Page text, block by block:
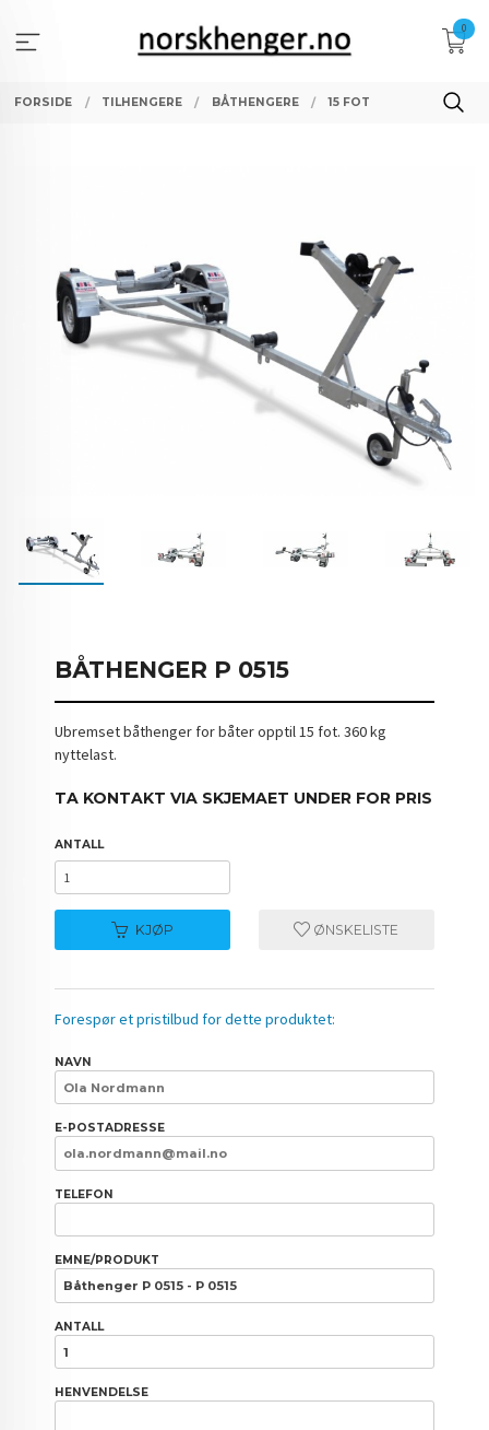
innholdet
0
FORSIDE TILHENGERE BÅTHENGERE 15 FOT
BÅTHENGER P 0515
Ubremset båthenger for båter opptil 15 fot. 360 kg
nyttelast.
TA KONTAKT VIA SKJEMAET UNDER FOR PRIS
ANTALL
KJØP ØNSKELISTE
Forespør et pristilbud for dette produktet:
NAVN
E-POSTADRESSE
TELEFON
EMNE/PRODUKT
ANTALL
HENVENDELSE